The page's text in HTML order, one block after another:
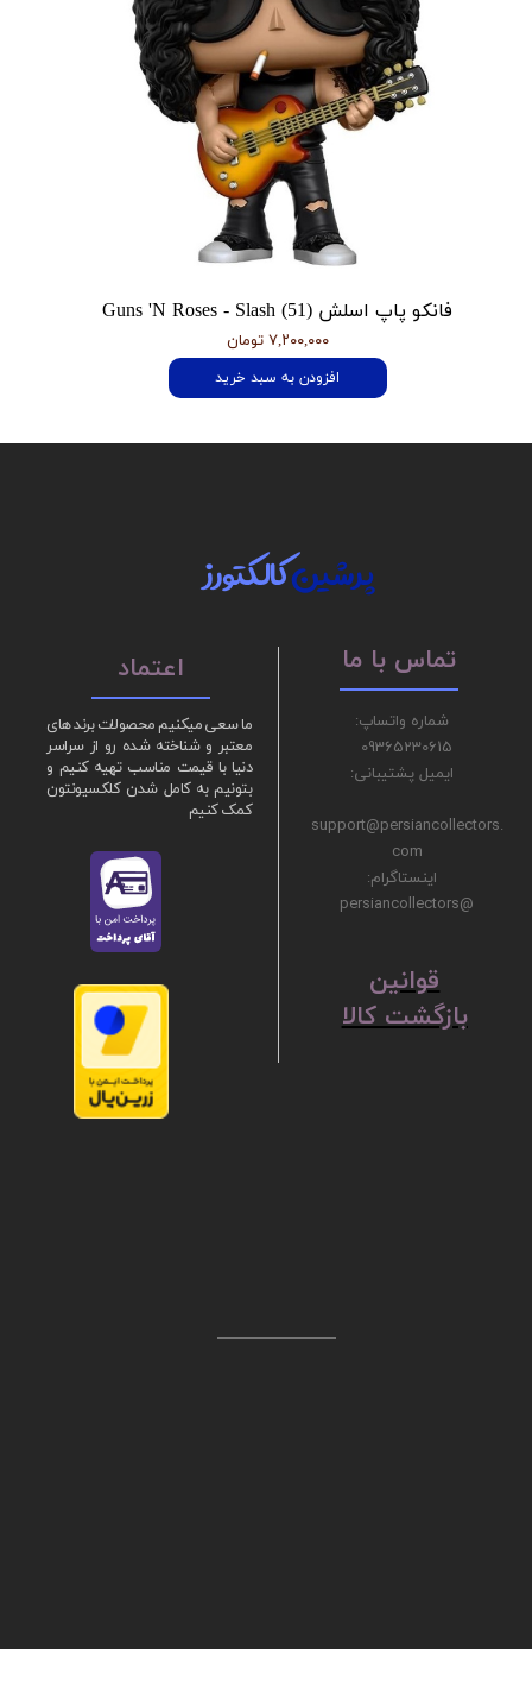
فانکو پاپ اسلش Guns 'N Roses - Slash (51)
۷,۲۰۰,۰۰۰ تومان
افزودن به سبد خرید
ما سعی میکنیم محصولات برند های
معتبر و شناخته شده رو از سراسر
دنیا با قیمت مناسب تهیه کنیم و
بتونیم به کامل شدن کلکسیونتون
کمک کنیم
پرشینکالکتورز
شماره واتساپ:
09365230615
ایمیل پشتیبانی:
support@persiancollectors.
com
اینستاگرام:
@persiancollectors
تماس با ما اعتماد
ق​​​​​​​وانین
بازگشت کالا